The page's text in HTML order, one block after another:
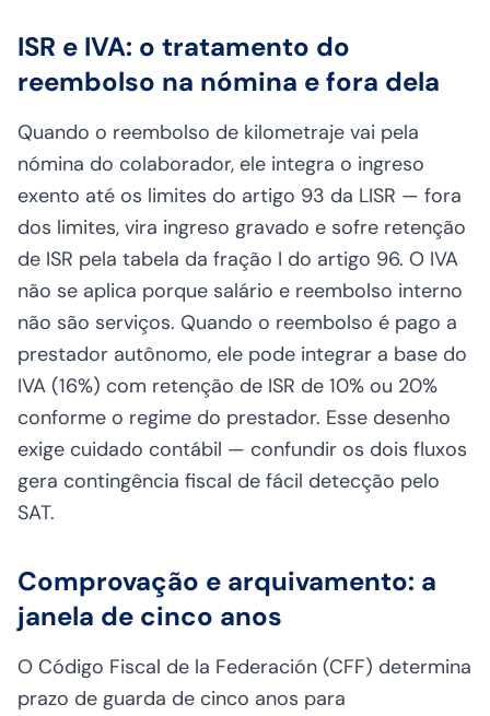
ISR e IVA: o tratamento do
reembolso na nómina e fora dela
Quando o reembolso de kilometraje vai pela
nómina do colaborador, ele integra o ingreso
exento até os limites do artigo 93 da LISR — fora
dos limites, vira ingreso gravado e sofre retenção
de ISR pela tabela da fração I do artigo 96. O IVA
não se aplica porque salário e reembolso interno
não são serviços. Quando o reembolso é pago a
prestador autônomo, ele pode integrar a base do
IVA (16%) com retenção de ISR de 10% ou 20%
conforme o regime do prestador. Esse desenho
exige cuidado contábil — confundir os dois fluxos
gera contingência fiscal de fácil detecção pelo
SAT.
Comprovação e arquivamento: a
janela de cinco anos
O Código Fiscal de la Federación (CFF) determina
prazo de guarda de cinco anos para